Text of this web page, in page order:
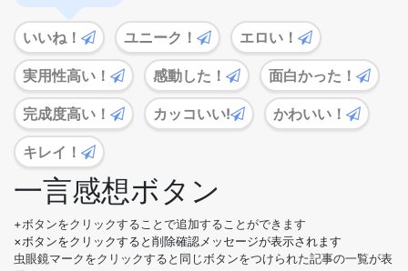
いいね！ ユニーク！ エロい！
実用性高い！ 感動した！ 面白かった！
完成度高い！ カッコいい! かわいい！
キレイ！
一言感想ボタン
+ボタンをクリックすることで追加することができます
×ボタンをクリックすると削除確認メッセージが表示されます
虫眼鏡マークをクリックすると同じボタンをつけられた記事の一覧が表